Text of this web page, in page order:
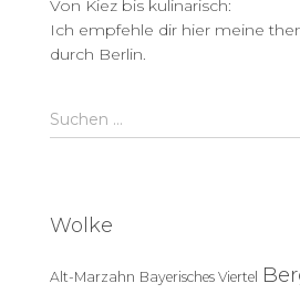
Von Kiez bis kulinarisch:
Ich empfehle dir hier meine
durch Berlin.
S
u
n
a
Suchen …
Wolke
Alt-Marzahn Bayerisches Viertel